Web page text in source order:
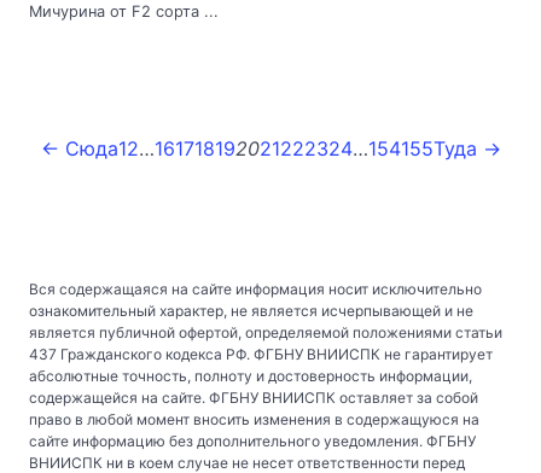
Мичурина от F2 сорта ...
← Сюда12…161718192021222324…154155Туда →
Вся содержащаяся на сайте информация носит исключительно
ознакомительный характер, не является исчерпывающей и не
является публичной офертой, определяемой положениями статьи
437 Гражданского кодекса РФ. ФГБНУ ВНИИСПК не гарантирует
абсолютные точность, полноту и достоверность информации,
содержащейся на сайте. ФГБНУ ВНИИСПК оставляет за собой
право в любой момент вносить изменения в содержащуюся на
сайте информацию без дополнительного уведомления. ФГБНУ
ВНИИСПК ни в коем случае не несет ответственности перед